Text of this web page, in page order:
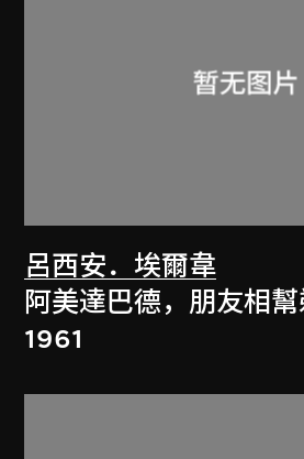
呂西安．埃爾韋
阿美達巴德，朋友相
1961